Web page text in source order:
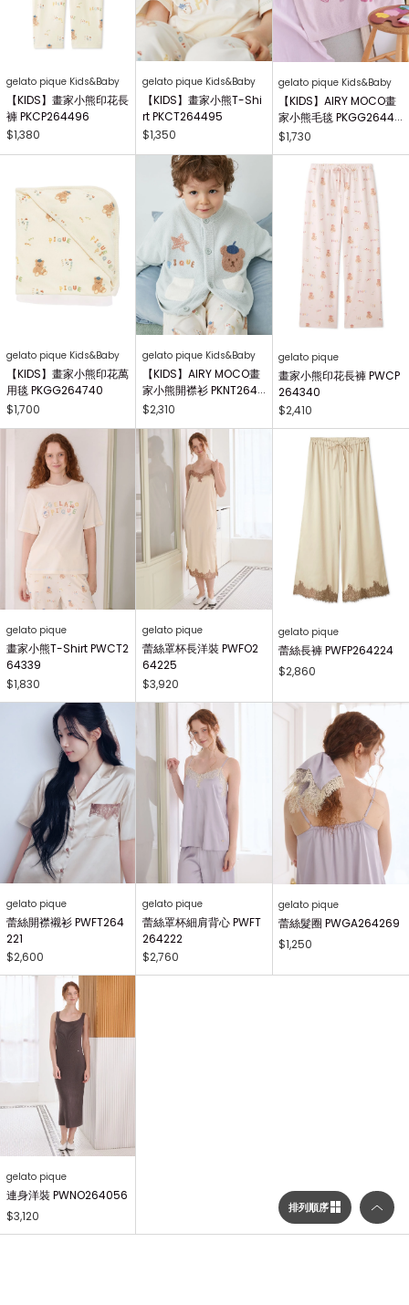
gelato pique Kids&Baby
【KIDS】畫家小熊印花長
褲 PKCP264496
$1,380
gelato pique Kids&Baby
【KIDS】畫家小熊T-Shi
rt PKCT264495
$1,350
gelato pique Kids&Baby
【KIDS】AIRY MOCO畫
家小熊毛毯 PKGG26441
7
$1,730
gelato pique Kids&Baby
【KIDS】畫家小熊印花萬
用毯 PKGG264740
$1,700
gelato pique Kids&Baby
【KIDS】AIRY MOCO畫
家小熊開襟衫 PKNT2644
63
$2,310
gelato pique
畫家小熊印花長褲 PWCP
264340
$2,410
gelato pique
畫家小熊T-Shirt PWCT2
64339
$1,830
gelato pique
蕾絲罩杯長洋裝 PWFO2
64225
$3,920
gelato pique
蕾絲長褲 PWFP264224
$2,860
gelato pique
蕾絲開襟襯衫 PWFT264
221
$2,600
gelato pique
蕾絲罩杯細肩背心 PWFT
264222
$2,760
gelato pique
蕾絲髮圈 PWGA264269
$1,250
gelato pique
連身洋裝 PWNO264056
$3,120
排列順序